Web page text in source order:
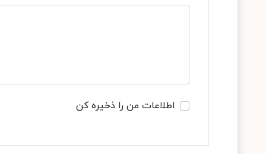
اطلاعات من را ذخیره کن